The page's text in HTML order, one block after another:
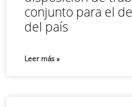
conjunto para el
del país
Leer más »